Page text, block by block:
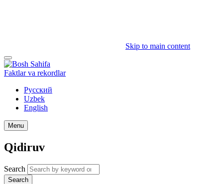
Skip to main content
Faktlar va rekordlar
Русский
Uzbek
English
Menu
Qidiruv
Search
Search